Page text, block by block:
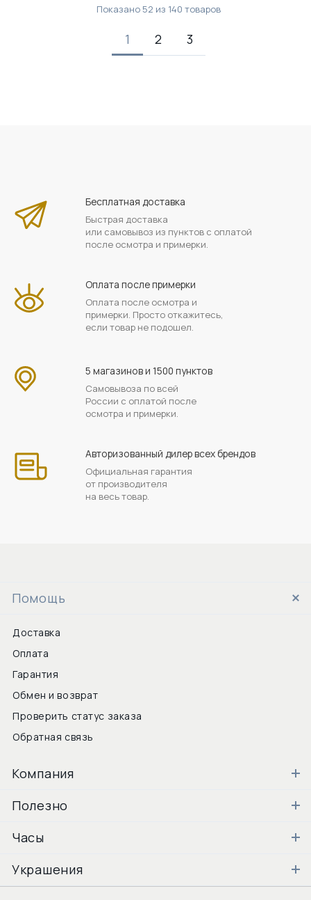
Показано 52 из 140 товаров
1 2 3
Бесплатная доставка
Быстрая доставка
или самовывоз из пунктов с оплатой
после осмотра и примерки.
Оплата после примерки
Оплата после осмотра и
примерки. Просто откажитесь,
если товар не подошел.
5 магазинов и 1500 пунктов
Самовывоза по всей
России с оплатой после
осмотра и примерки.
Авторизованный дилер всех брендов
Официальная гарантия
от производителя
на весь товар.
Помощь
Доставка
Оплата
Гарантия
Обмен и возврат
Проверить статус заказа
Обратная связь
Компания
Полезно
Часы
Украшения